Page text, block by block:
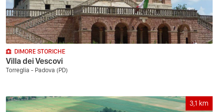
DIMORE STORICHE
Villa dei Vescovi
Torreglia - Padova (PD)
3,1 km